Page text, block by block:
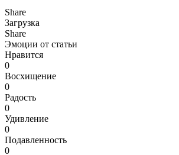
Share
Загрузка
Share
Эмоции от статьи
Нравится
0
Восхищение
0
Радость
0
Удивление
0
Подавленность
0